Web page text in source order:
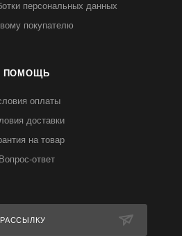
персональных данных
покупателю
ПОМОЩЬ
оплаты
доставки
на товар
Вопрос-ответ